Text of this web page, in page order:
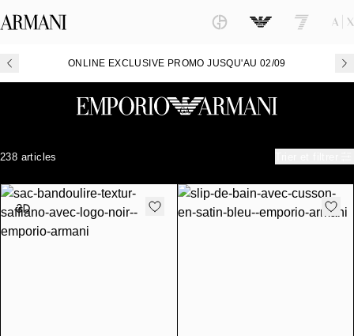
ONLINE EXCLUSIVE PROMO JUSQU'AU 02/09
238 articles